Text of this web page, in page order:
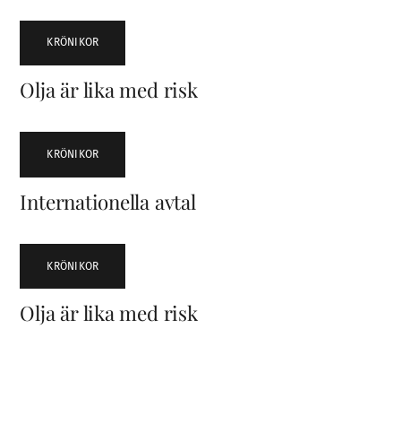
KRÖNIKOR
Olja är lika med risk
KRÖNIKOR
Internationella avtal
KRÖNIKOR
Olja är lika med risk